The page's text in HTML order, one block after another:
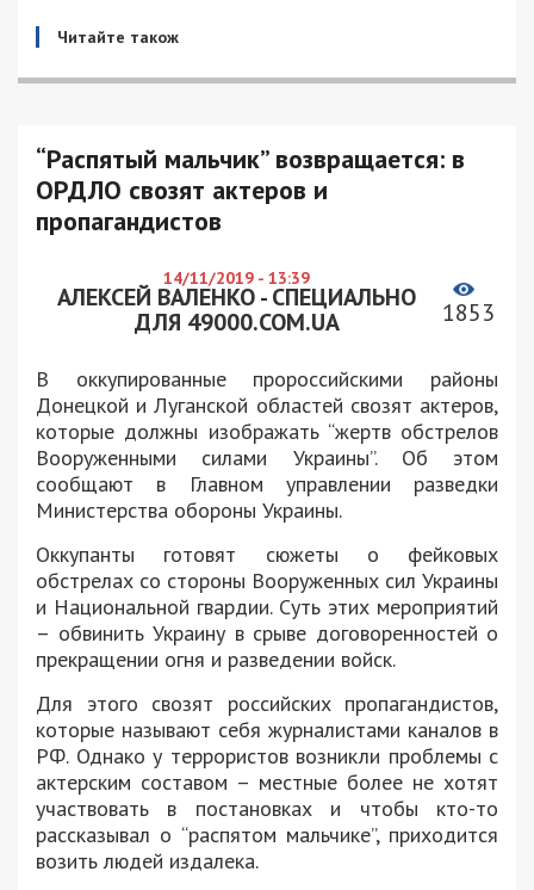
Читайте також
“Распятый мальчик” возвращается: в
ОРДЛО свозят актеров и
пропагандистов
14/11/2019 - 13:39
АЛЕКСЕЙ ВАЛЕНКО - СПЕЦИАЛЬНО
ДЛЯ 49000.COM.UA
1853
В оккупированные пророссийскими районы
Донецкой и Луганской областей свозят актеров,
которые должны изображать “жертв обстрелов
Вооруженными силами Украины”. Об этом
сообщают в Главном управлении разведки
Министерства обороны Украины.
Оккупанты готовят сюжеты о фейковых
обстрелах со стороны Вооруженных сил Украины
и Национальной гвардии. Суть этих мероприятий
– обвинить Украину в срыве договоренностей о
прекращении огня и разведении войск.
Для этого свозят российских пропагандистов,
которые называют себя журналистами каналов в
РФ. Однако у террористов возникли проблемы с
актерским составом – местные более не хотят
участвовать в постановках и чтобы кто-то
рассказывал о “распятом мальчике”, приходится
возить людей издалека.